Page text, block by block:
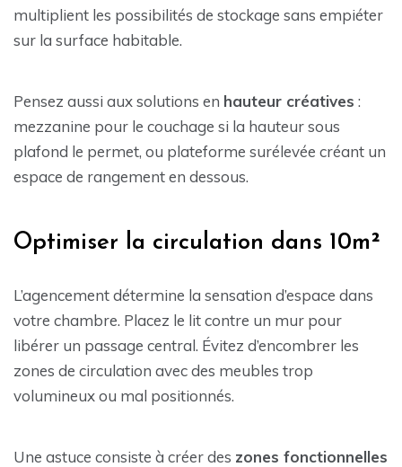
multiplient les possibilités de stockage sans empiéter
sur la surface habitable.
Pensez aussi aux solutions en hauteur créatives :
mezzanine pour le couchage si la hauteur sous
plafond le permet, ou plateforme surélevée créant un
espace de rangement en dessous.
Optimiser la circulation dans 10m²
L’agencement détermine la sensation d’espace dans
votre chambre. Placez le lit contre un mur pour
libérer un passage central. Évitez d’encombrer les
zones de circulation avec des meubles trop
volumineux ou mal positionnés.
Une astuce consiste à créer des zones fonctionnelles